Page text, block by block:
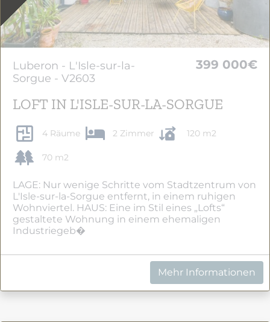
Luberon - L'Isle-sur-la-
Sorgue - V2603
399 000€
LOFT IN L'ISLE-SUR-LA-SORGUE
4 Räume 2 Zimmer 120 m2
70 m2
LAGE: Nur wenige Schritte vom Stadtzentrum von
L'Isle-sur-la-Sorgue entfernt, in einem ruhigen
Wohnviertel. HAUS: Eine im Stil eines „Lofts“
gestaltete Wohnung in einem ehemaligen
Industriegeb�
Mehr Informationen